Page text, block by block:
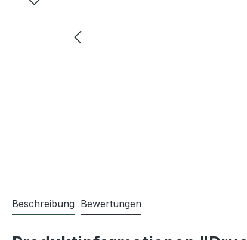
Beschreibung Bewertungen